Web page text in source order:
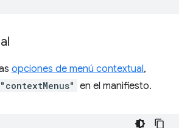
opciones de menú contextual,
"contextMenus" en el manifiesto.